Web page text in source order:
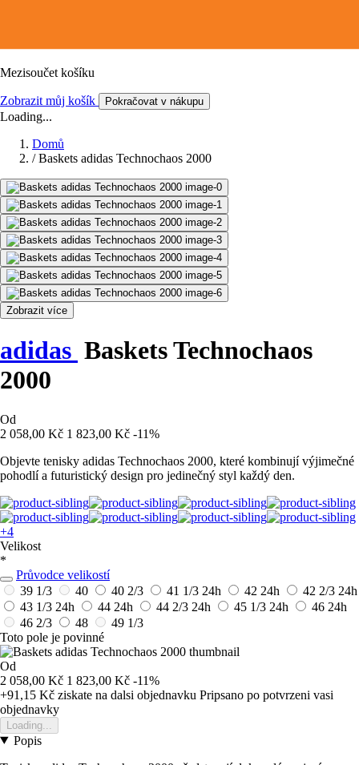
Mezisoučet košíku
Zobrazit můj košík Pokračovat v nákupu
Loading...
Domů
/ Baskets adidas Technochaos 2000
Zobrazit více
adidas Baskets Technochaos
2000
Od
2 058,00 Kč 1 823,00 Kč -11%
Objevte tenisky adidas Technochaos 2000, které kombinují výjimečné
pohodlí a futuristický design pro jedinečný styl každý den.
+4
Velikost
*
Průvodce velikostí
39 1/3
40 40 2/3 41 1/3 24h 42 24h 42 2/3 24h
43 1/3 24h 44 24h 44 2/3 24h 45 1/3 24h 46 24h
46 2/3
48
49 1/3
Toto pole je povinné
Od
2 058,00 Kč 1 823,00 Kč -11%
+91,15 Kč ziskate na dalsi objednavku Pripsano po potvrzeni vasi
objednavky
Loading...
Popis